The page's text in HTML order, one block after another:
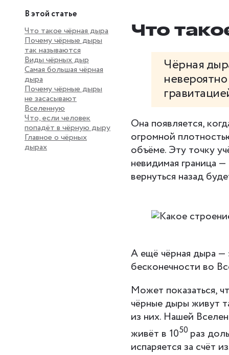
В этой статье
Что такое чёрная дыра
Почему чёрные дыры
так называются
Виды чёрных дыр
Самая большая чёрная
дыра
Почему чёрные дыры
не засасывают
Вселенную
Что, если человек
попадёт в чёрную дыру
Главное о чёрных
дырах
Что
Чёрная
Она появляется,
огромной
объёме. Эту точку
невидимая граница
вернуться назад
А ещё чёрная дыра —
бесконечности во
Может показаться,
чёрные дыры живут
из них. Нашей
живёт в 1050 раз
испаряется за счёт